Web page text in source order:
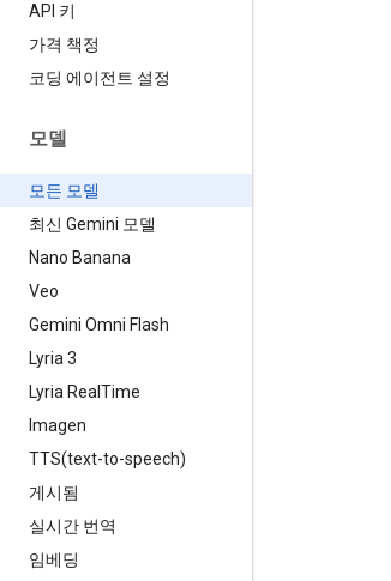
API 키
가격 책정
코딩 에이전트 설정
모델
모든 모델
최신 Gemini 모델
Nano Banana
Veo
Gemini Omni Flash
Lyria 3
Lyria Real Time
Imagen
TTS(text-to-speech)
게시됨
실시간 번역
임베딩